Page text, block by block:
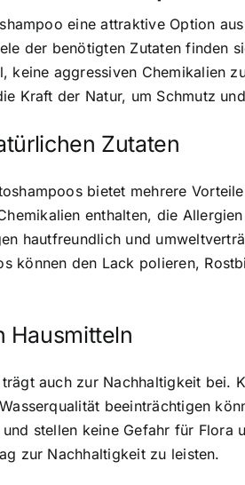
eine attraktive Option
der benötigten Zutaten finden
keine aggressiven Chemikalien
Kraft der Natur, um Schmutz
Zutaten
bietet mehrere
enthalten, die
hautfreundlich und
können den Lack polieren,
Hausmitteln
auch zur Nachhaltigkeit bei.
beeinträchtigen
stellen keine Gefahr für Flora
zur Nachhaltigkeit zu leisten.